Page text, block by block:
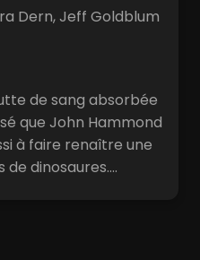
Dern, Jeff Goldblum
de sang absorbée
que John Hammond
à faire renaître une
dinosaures....